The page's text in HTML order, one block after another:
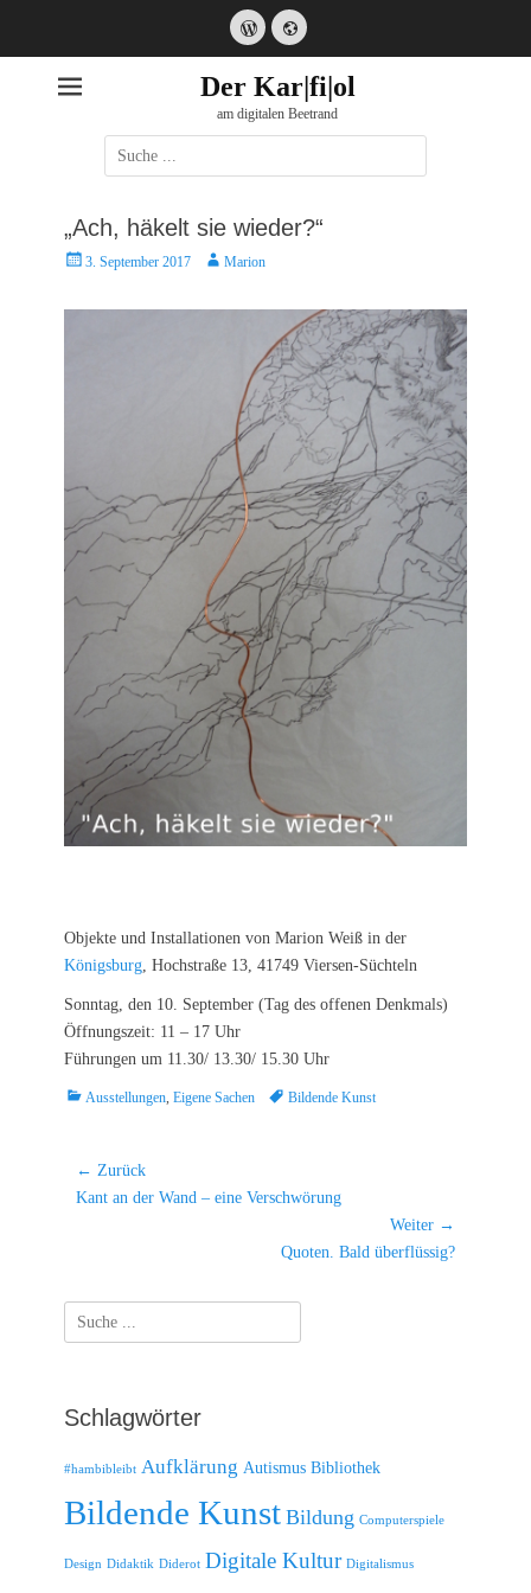
WordPress
Website
Der Kar|fi|ol
am digitalen Beetrand
Suche
nach:
„Ach, häkelt sie wieder?“
Posted3. September 2017 AutorMarion
Objekte und Installationen von Marion Weiß in der
Königsburg, Hochstraße 13, 41749 Viersen-Süchteln
Sonntag, den 10. September (Tag des offenen Denkmals)
Öffnungszeit: 11 – 17 Uhr
Führungen um 11.30/ 13.30/ 15.30 Uhr
Kategorien
Ausstellungen, Eigene Sachen Schlagworte
Bildende Kunst
Beitragsnavigation
← Zurück
Vorheriger
Kant an der Wand – eine Verschwörung
Weiter →
Quoten. Bald überflüssig?
Suche
nach:
Schlagwörter
#hambibleibt Aufklärung Autismus Bibliothek
Bildende Kunst Bildung Computerspiele
Design Didaktik Diderot Digitale Kultur Digitalismus